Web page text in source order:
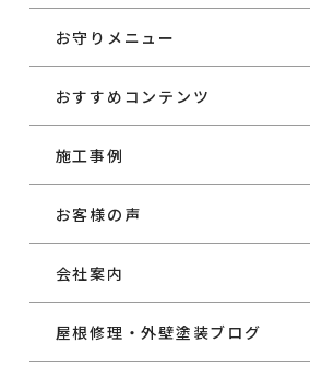
お守りメニュー
おすすめコンテンツ
施工事例
お客様の声
会社案内
屋根修理・外壁塗装ブログ